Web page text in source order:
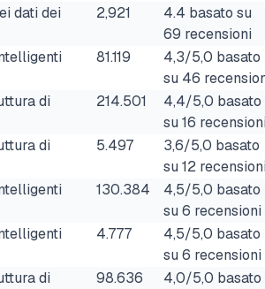
dati dei
2,921
4.4 basato su
69 recensioni
81.119
4,3/5,0 basato
su 46
di
214.501
4,4/5,0 basato
su 16 recensioni
di
5.497
3,6/5,0 basato
su 12 recensioni
130.384
4,5/5,0 basato
su 6 recensioni
4.777
4,5/5,0 basato
su 6 recensioni
di
98.636
4,0/5,0 basato